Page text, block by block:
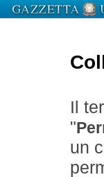
Il
"
un